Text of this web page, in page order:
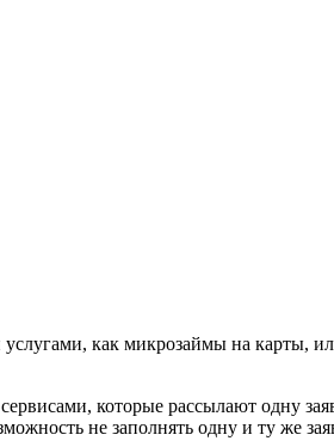
услугами, как микрозаймы на карты,
которые рассылают одну
не заполнять одну и ту же